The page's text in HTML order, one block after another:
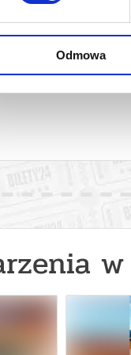
Odmowa
PSI PATROL I
11.08.2026,